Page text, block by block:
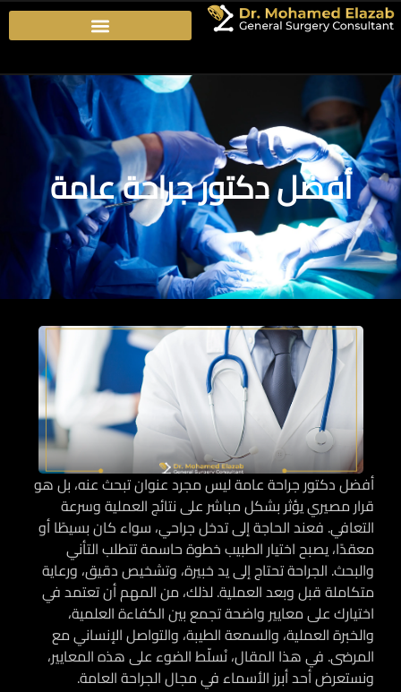
أفضل دكتور جراحة عامة
أفضل دكتور جراحة عامةليس مجرد عنوان تبحث عنه، بل هو
قرار مصيري يؤثر بشكل مباشر على نتائج العملية وسرعة
التعافي. فعند الحاجة إلى تدخل جراحي، سواء كان بسيطًا أو
معقدًا، يصبح اختيار الطبيب خطوة حاسمة تتطلب التأني
والبحث. الجراحة تحتاج إلى يد خبيرة، وتشخيص دقيق، ورعاية
متكاملة قبل وبعد العملية. لذلك، من المهم أن تعتمد في
اختيارك على معايير واضحة تجمع بين الكفاءة العلمية،
والخبرة العملية، والسمعة الطيبة، والتواصل الإنساني مع
المرضى. في هذا المقال، نُسلّط الضوء على هذه المعايير،
ونستعرض أحد أبرز الأسماء في مجال الجراحة العامة.